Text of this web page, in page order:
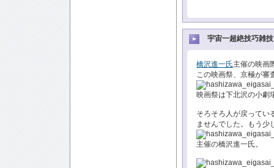
宇宙一超絶技巧雑
橋沢進一氏主催の映画
この映画祭、京極が審
映画祭は下北沢の小劇
そろそろ人が戻ってい
ませんでした。もう少
主催の橋沢進一氏。